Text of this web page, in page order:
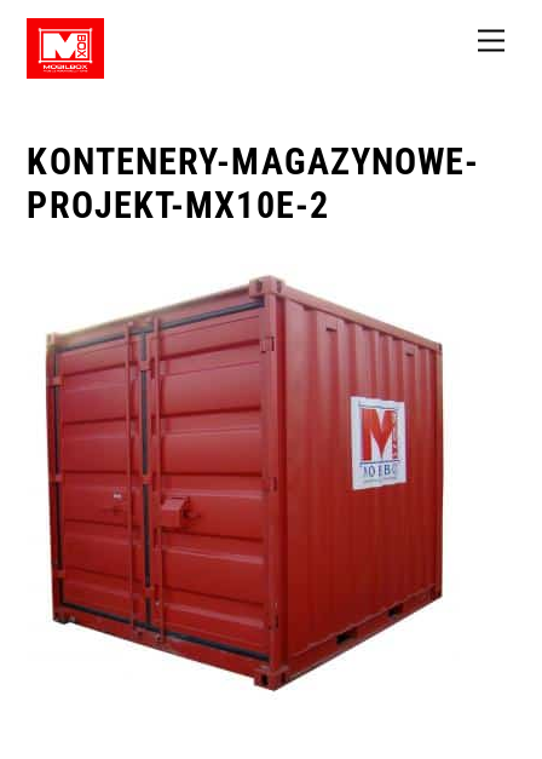
Skip
content
KONTENERY-MAGAZYNOWE-
PROJEKT-MX10E-2